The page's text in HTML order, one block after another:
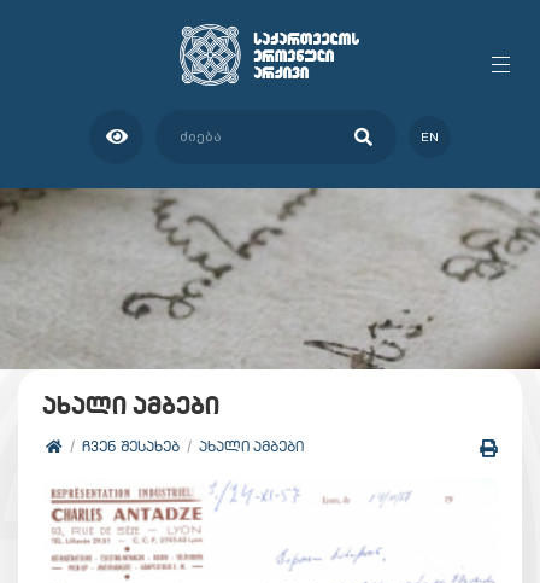
EN
ახალი ამბები
ᲩᲕᲔᲜ ᲨᲔᲡᲐᲮᲔᲑ ᲐᲮᲐᲚᲘ ᲐᲛᲑᲔᲑᲘ